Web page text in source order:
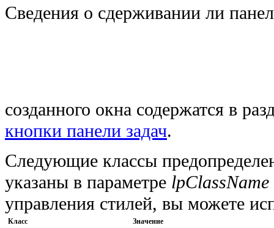
Сведения о сдерживании ли
созданного окна содержатся в
кнопки панели задач.
Следующие классы
указаны в параметре lpClassName
управления стилей, вы можете
Класс
Значение